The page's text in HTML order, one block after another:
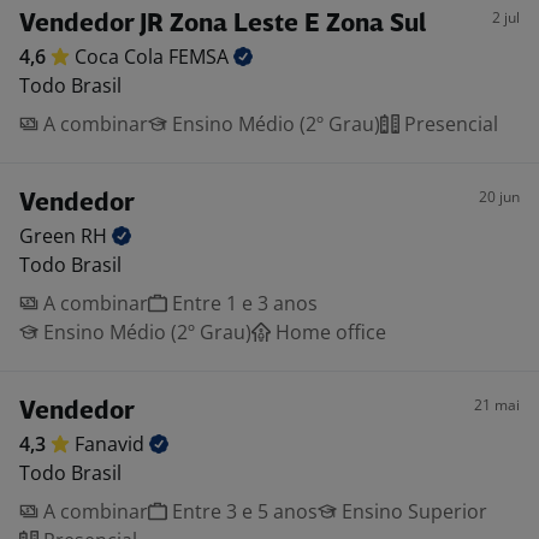
Vendedor JR Zona Leste E Zona Sul 2 jul
4,6 Coca Cola FEMSA
Todo Brasil
A combinar
Ensino Médio (2º Grau) Presencial
Vendedor 20 jun
Green RH
Todo Brasil
A combinar
Entre 1 e 3 anos
Ensino Médio (2º Grau)
Home office
Vendedor 21 mai
4,3
Fanavid
Todo Brasil
A combinar
Entre 3 e 5 anos
Ensino Superior